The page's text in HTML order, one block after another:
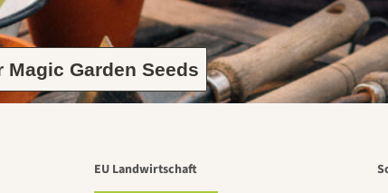
Magic Garden Seeds
EU Landwirtschaft